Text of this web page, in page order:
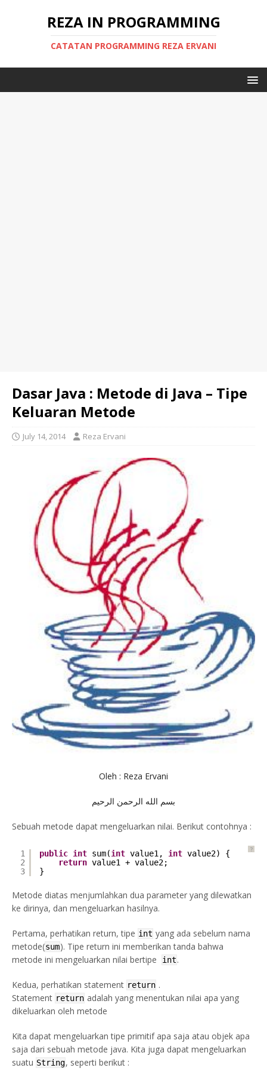
REZA IN PROGRAMMING
CATATAN PROGRAMMING REZA ERVANI
Dasar Java : Metode di Java – Tipe
Keluaran Metode
July 14, 2014 Reza Ervani
Oleh : Reza Ervani
بسم الله الرحمن الرحيم
Sebuah metode dapat mengeluarkan nilai. Berikut contohnya :
?
1
2
3
public int sum(int value1, int value2) {
return value1 + value2;
}
Metode diatas menjumlahkan dua parameter yang dilewatkan
ke dirinya, dan mengeluarkan hasilnya.
Pertama, perhatikan return, tipe int yang ada sebelum nama
metode(sum). Tipe return ini memberikan tanda bahwa
metode ini mengeluarkan nilai bertipe
int.
Kedua, perhatikan statement return .
Statement return adalah yang menentukan nilai apa yang
dikeluarkan oleh metode
Kita dapat mengeluarkan tipe primitif apa saja atau objek apa
saja dari sebuah metode java. Kita juga dapat mengeluarkan
suatu String, seperti berikut :